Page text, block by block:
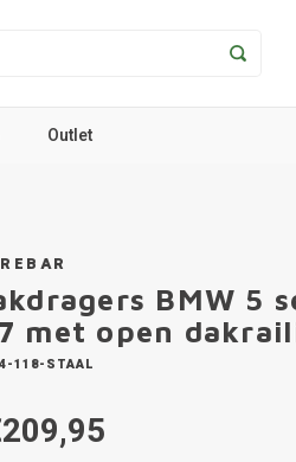
Outlet
BMW 5
met open
118-STAAL